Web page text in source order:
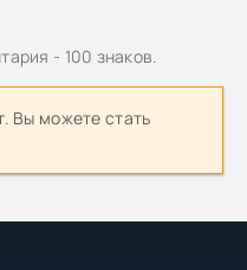
- 100 знаков.
Вы можете стать